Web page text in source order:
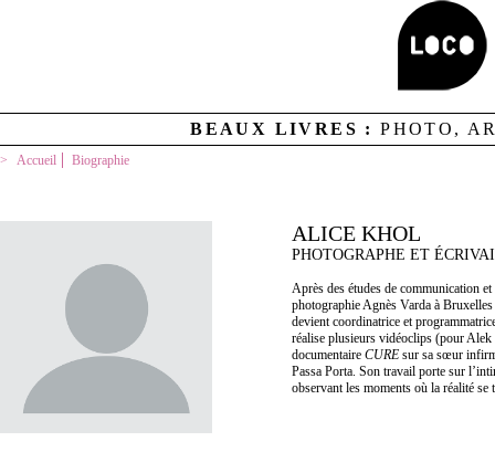
BEAUX LIVRES :PHOTO,
Accueil Biographie
ALICE KHOL
PHOTOGRAPHE ET
Après des études de communication
photographie Agnès Varda à
devient coordinatrice et
réalise plusieurs vidéoclips (pour
documentaire CURE sur sa sœur
Passa Porta. Son travail porte sur
observant les moments où la réalité